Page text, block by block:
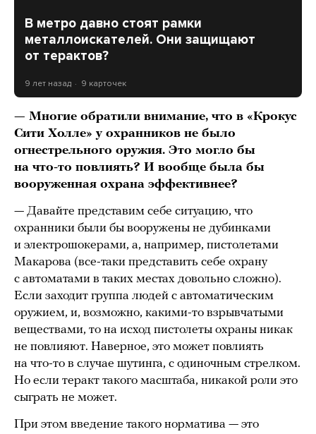
В метро давно стоят рамки
металлоискателей. Они защищают
от терактов?
9 лет назад 9 карточек
— Многие обратили внимание, что в «Крокус
Сити Холле» у охранников не было
огнестрельного оружия. Это могло бы
на что-то повлиять? И вообще была бы
вооруженная охрана эффективнее?
— Давайте представим себе ситуацию, что
охранники были бы вооружены не дубинками
и электрошокерами, а, например, пистолетами
Макарова (все-таки представить себе охрану
с автоматами в таких местах довольно сложно).
Если заходит группа людей с автоматическим
оружием, и, возможно, какими-то взрывчатыми
веществами, то на исход пистолеты охраны никак
не повлияют. Наверное, это может повлиять
на что-то в случае шутинга, с одиночным стрелком.
Но если теракт такого масштаба, никакой роли это
сыграть не может.
При этом введение такого норматива — это